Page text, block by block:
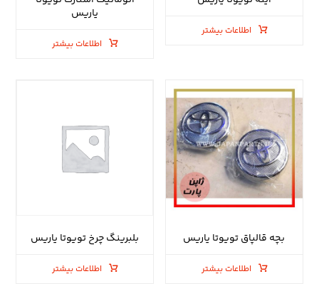
اطلاعات بیشتر
یاریس
اطلاعات بیشتر
بچه قالپاق تویوتا یاریس
اطلاعات بیشتر
بلبرینگ چرخ تویوتا یاریس
اطلاعات بیشتر